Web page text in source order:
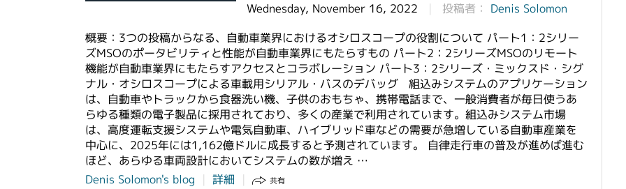
Wednesday, November 16, 2022 投稿者： Denis Solomon
概要：3つの投稿からなる、自動車業界におけるオシロスコープの役割について パート1：2シリー
ズMSOのポータビリティと性能が自動車業界にもたらすもの パート2：2シリーズMSOのリモート
機能が自動車業界にもたらすアクセスとコラボレーション パート3：2シリーズ・ミックスド・シグ
ナル・オシロスコープによる車載用シリアル・バスのデバッグ 組込みシステムのアプリケーション
は、自動車やトラックから食器洗い機、子供のおもちゃ、携帯電話まで、一般消費者が毎日使うあ
らゆる種類の電子製品に採用されており、多くの産業で利用されています。組込みシステム市場
は、高度運転支援システムや電気自動車、ハイブリッド車などの需要が急増している自動車産業を
中心に、2025年には1,162億ドルに成長すると予測されています。 自律走行車の普及が進めば進む
ほど、あらゆる車両設計においてシステムの数が増え …
Denis Solomon's blog
詳細 共有